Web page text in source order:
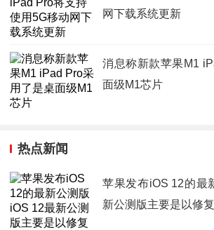
网下载系统更新
消息称新款苹果M1
面级M1芯片
热点新闻
苹果发布iOS 12的最
新公测版主要是以修